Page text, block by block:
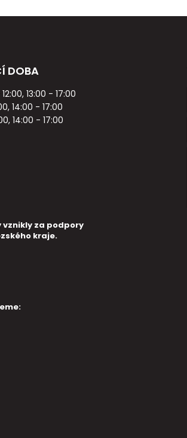
DOBA
13:00 - 17:00
14:00 - 17:00
14:00 - 17:00
za podpory
kraje.